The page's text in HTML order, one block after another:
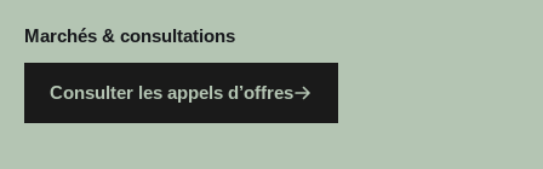
Marchés & consultations
Consulter les appels d’offres